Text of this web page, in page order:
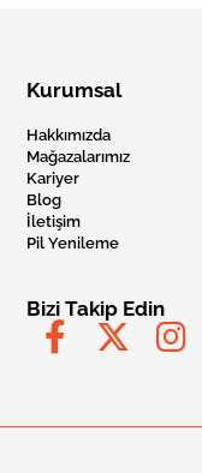
Kurumsal
Hakkımızda
Mağazalarımız
Kariyer
Blog
İletişim
Pil Yenileme
Bizi Takip Edin